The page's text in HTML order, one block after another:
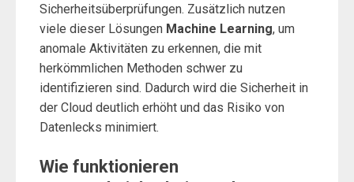
Sicherheitsüberprüfungen. Zusätzlich nutzen
viele dieser Lösungen Machine Learning, um
anomale Aktivitäten zu erkennen, die mit
herkömmlichen Methoden schwer zu
identifizieren sind. Dadurch wird die Sicherheit in
der Cloud deutlich erhöht und das Risiko von
Datenlecks minimiert.
Wie funktionieren